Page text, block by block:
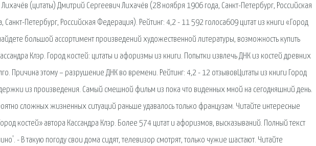
(цитаты) Дмитрий Сергеевич Лихачёв (28 ноября 1906 года, Санкт-Петербург, Российская
Петербург, Российская Федерация). Рейтинг: 4,2 - 11 592 голоса609 цитат из книги «Город
большой ассортимент произведений художественной литературы, возможность купить
Клэр. Город костей: цитаты и афоризмы из книги. Попытки извлечь ДНК из костей древних
Причина этому – разрушение ДНК во времени. Рейтинг: 4,2 - 12 отзывовЦитаты из книги Город
из произведения. Самый смешной фильм из пока что виденных мной на сегодняшний день.
сложных жизненных ситуаций раньше удавалось только французам. Читайте интересные
костей» автора Кассандра Клэр. Более 574 цитат и афоризмов, высказываний. Полный текст
- В такую погоду свои дома сидят, телевизор смотрят, только чужие шастают. Читайте